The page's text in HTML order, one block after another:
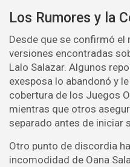
Los Rumores y la
Desde que se confirmó el
versiones encontradas
Lalo Salazar. Algunos
exesposa lo abandonó y
cobertura de los Juegos
mientras que otros
separado antes de iniciar
Otro punto de discordia
incomodidad de Oana